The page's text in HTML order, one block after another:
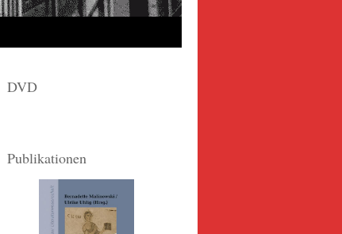
DVD
Publikationen